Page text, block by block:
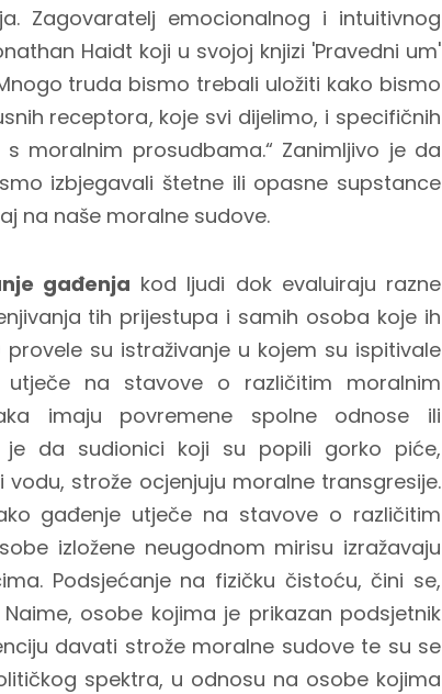
Zagovaratelj emocionalnog i intuitivnog
Haidt koji u svojoj knjizi 'Pravedni um'
truda bismo trebali uložiti kako bismo
receptora, koje svi dijelimo, i specifičnih
moralnim prosudbama.“ Zanimljivo je da
izbjegavali štetne ili opasne supstance
na naše moralne sudove.
gađenja kod ljudi dok evaluiraju razne
tih prijestupa i samih osoba koje ih
provele su istraživanje u kojem su ispitivale
na stavove o različitim moralnim
imaju povremene spolne odnose ili
je da sudionici koji su popili gorko piće,
strože ocjenjuju moralne transgresije.
gađenje utječe na stavove o različitim
izložene neugodnom mirisu izražavaju
Podsjećanje na fizičku čistoću, čini se,
osobe kojima je prikazan podsjetnik
davati strože moralne sudove te su se
spektra, u odnosu na osobe kojima